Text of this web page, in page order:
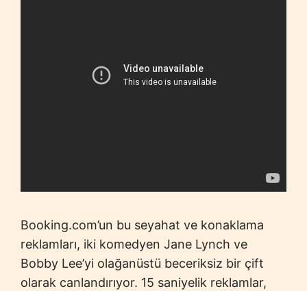
Booking.com’un bu seyahat ve konaklama
reklamları, iki komedyen Jane Lynch ve
Bobby Lee’yi olağanüstü beceriksiz bir çift
olarak canlandırıyor. 15 saniyelik reklamlar,